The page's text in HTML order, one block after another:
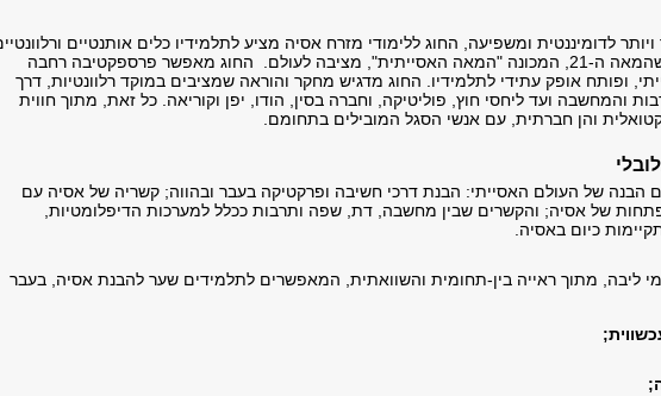
לדומיננטית ומשפיעה, החוג ללימודי מזרח אסיה מציע לתלמידיו כלים אותנטיים
להתמודדות עם האתגרים שהמאה ה-21, המכונה "המאה האסייתית", מציבה לעולם. החוג מאפשר פרספקטיבה רחבה
ופותח אופק עתידי לתלמידיו. החוג מדגיש מחקר והוראה שמציבים במוקד רלוונטיות, דרך
והמחשבה ועד ליחסי חוץ, פוליטיקה, וחברה בסין, הודו, יפן וקוריאה. כל זאת, מתוך חווית
והן חברתית, עם אנשי הסגל המובילים בתחומם.
הבנה של העולם האסייתי: הבנת דרכי חשיבה ופרקטיקה בעבר ובהווה; קשריה של אסיה עם
של אסיה; והקשרים שבין מחשבה, דת, שפה ותרבות ככלל למערכות הדיפלומטיות,
כיום באסיה.
ליבה, מתוך ראייה בין-תחומית והשוואתית, המאפשרים לתלמידים שער להבנת אסיה, בעבר